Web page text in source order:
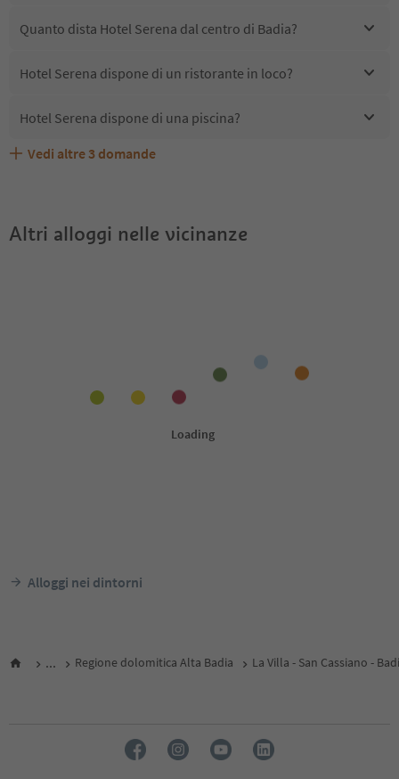
Quanto dista Hotel Serena dal centro di Badia?
Hotel Serena dispone di un ristorante in loco?
Hotel Serena dispone di una piscina?
Hotel Serena accetta animali domestici?
Quali servizi/attività sono disponibili presso Hotel
Gli ospiti di Hotel Serena ricevono l'Alto Adige Guest
Vedi altre 3 domande
Altri alloggi nelle vicinanze
Alloggi nei dintorni
... Regione dolomitica Alta Badia La Villa - San Cassiano -